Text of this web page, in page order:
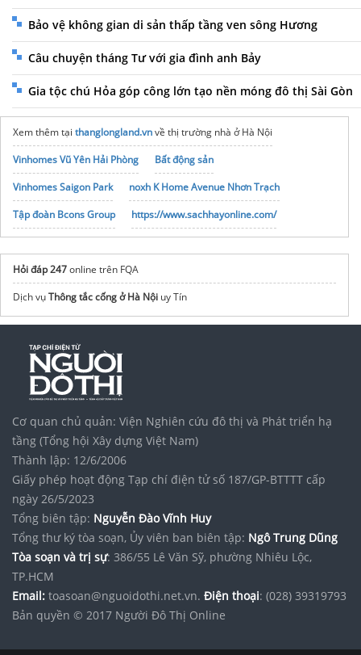
Bảo vệ không gian di sản thấp tầng ven sông Hương
Câu chuyện tháng Tư với gia đình anh Bảy
Gia tộc chú Hỏa góp công lớn tạo nền móng đô thị Sài Gòn
Xem thêm tại thanglongland.vnvề thị trường nhà ở Hà Nội
Vinhomes Vũ Yên Hải Phòng
Bất động sản
Vinhomes Saigon Park
noxh K Home Avenue Nhơn Trạch
Tập đoàn Bcons Group
https://www.sachhayonline.com/
Hỏi đáp 247online trên FQA
Dịch vụThông tắc cống ở Hà Nội uy Tín
Cơ quan chủ quản: Viện Nghiên cứu đô thị và Phát triển hạ
tầng (Tổng hội Xây dựng Việt Nam)
Thành lập: 12/6/2006
Giấy phép hoạt động Tạp chí điện tử số 187/GP-BTTTT cấp
ngày 26/5/2023
Tổng biên tập: Nguyễn Đào Vĩnh Huy
Tổng thư ký tòa soạn, Ủy viên ban biên tập: Ngô Trung Dũng
Tòa soạn và trị sự: 386/55 Lê Văn Sỹ, phường Nhiêu Lộc,
TP.HCM
Email: toasoan@nguoidothi.net.vn. Điện thoại: (028) 39319793
Bản quyền © 2017 Người Đô Thị Online